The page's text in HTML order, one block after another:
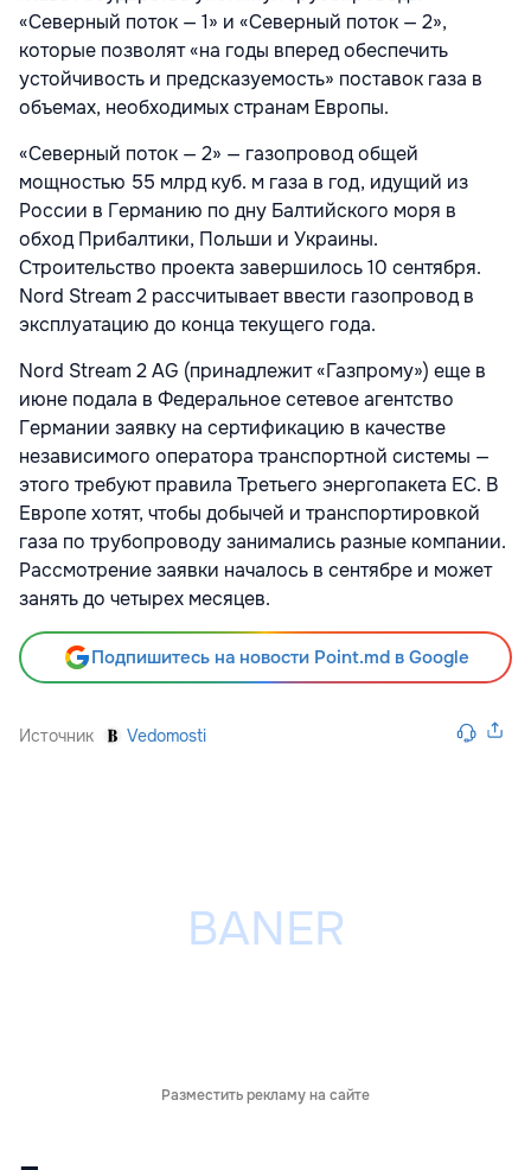
«Северный поток — 1» и «Северный поток — 2»,
которые позволят «на годы вперед обеспечить
устойчивость и предсказуемость» поставок газа в
объемах, необходимых странам Европы.
«Северный поток — 2» — газопровод общей
мощностью 55 млрд куб. м газа в год, идущий из
России в Германию по дну Балтийского моря в
обход Прибалтики, Польши и Украины.
Строительство проекта завершилось 10 сентября.
Nord Stream 2 рассчитывает ввести газопровод в
эксплуатацию до конца текущего года.
Nord Stream 2 AG (принадлежит «Газпрому») еще в
июне подала в Федеральное сетевое агентство
Германии заявку на сертификацию в качестве
независимого оператора транспортной системы —
этого требуют правила Третьего энергопакета ЕС. В
Европе хотят, чтобы добычей и транспортировкой
газа по трубопроводу занимались разные компании.
Рассмотрение заявки началось в сентябре и может
занять до четырех месяцев.
Подпишитесь на новости Point.md в Google
Источник Vedomosti
Разместить рекламу на сайте